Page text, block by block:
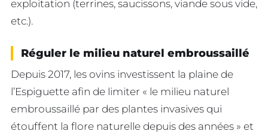
exploitation (terrines, saucissons, viande sous vide,
etc.).
Réguler le milieu naturel embroussaillé
Depuis 2017, les ovins investissent la plaine de
l’Espiguette afin de limiter « le milieu naturel
embroussaillé par des plantes invasives qui
étouffent la flore naturelle depuis des années » et